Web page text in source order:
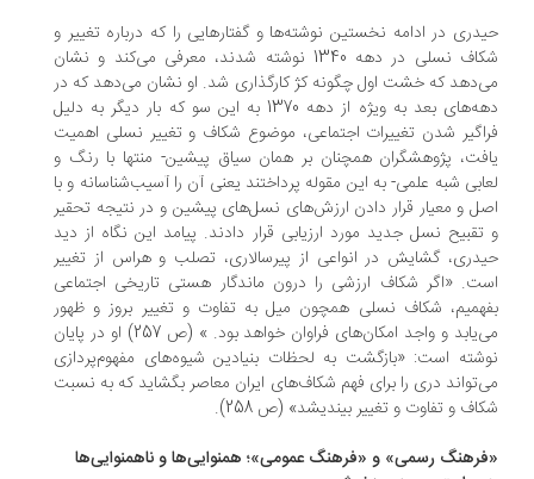
حیدری در ادامه نخستین نوشته‌ها و گفتارهایی را که درباره تغییر و
شکاف نسلی در دهه 1340 نوشته شدند، معرفی می‌کند و نشان
می‌دهد که خشت اول چگونه کژ کارگذاری شد. او نشان می‌دهد که در
دهه‌های بعد به ویژه از دهه 1370 به این سو که بار دیگر به دلیل
فراگیر شدن تغییرات اجتماعی، موضوع شکاف و تغییر نسلی اهمیت
یافت، پژوهشگران همچنان بر همان سیاق پیشین- منتها با رنگ و
لعابی شبه علمی- به این مقوله پرداختند یعنی آن را آسیب‌شناسانه و با
اصل و معیار قرار دادن ارزش‌های نسل‌های پیشین و در نتیجه تحقیر
و تقبیح نسل جدید مورد ارزیابی قرار دادند. پیامد این نگاه از دید
حیدری، گشایش در انواعی از پیرسالاری، تصلب و هراس از تغییر
است. «اگر شکاف ارزشی را درون ماندگار هستی تاریخی اجتماعی
بفهمیم، شکاف نسلی همچون میل به تفاوت و تغییر بروز و ظهور
می‌یابد و واجد امکان‌های فراوان خواهد بود. » (ص 257) او در پایان
نوشته است: «بازگشت به لحظات بنیادین شیوه‌های مفهوم‌پردازی
می‌تواند دری را برای فهم شکاف‌های ایران معاصر بگشاید که به نسبت
شکاف و تفاوت و تغییر بیندیشد» (ص 258).
«فرهنگ رسمی» و «فرهنگ عمومی»؛ همنوایی‌ها و ناهمنوایی‌ها